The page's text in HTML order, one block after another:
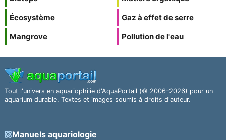
Écosystème
Mangrove
Gaz à effet de serre
Pollution de l'eau
Tout l'univers en aquariophilie d'AquaPortail (© 2006–2026) pour un
aquarium durable. Textes et images soumis à droits d'auteur.
Manuels aquariologie